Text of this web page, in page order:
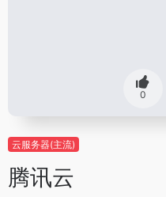
0
云服务器(主流)
腾讯云